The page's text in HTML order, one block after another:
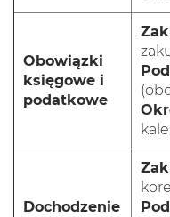
Obowiązki
księgowe i
podatkowe
Dochodzenie